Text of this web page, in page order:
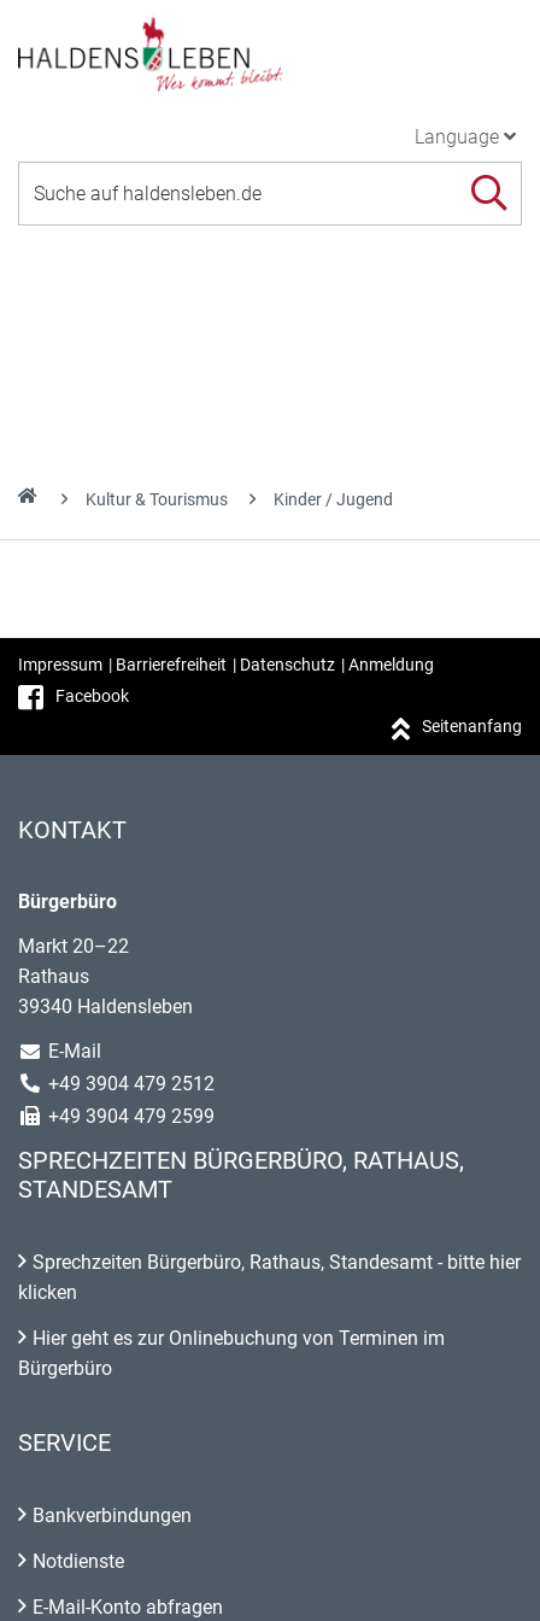
Language
Kultur & Tourismus Kinder / Jugend
Impressum | Barrierefreiheit | Datenschutz |Anmeldung
Facebook
Seitenanfang
KONTAKT
Bürgerbüro
Markt 20–22
Rathaus
39340 Haldensleben
E-Mail
+49 3904 479 2512
+49 3904 479 2599
SPRECHZEITEN BÜRGERBÜRO, RATHAUS,
STANDESAMT
Sprechzeiten Bürgerbüro, Rathaus, Standesamt - bitte hier
klicken
Hier geht es zur Onlinebuchung von Terminen im
Bürgerbüro
SERVICE
Bankverbindungen
Notdienste
E-Mail-Konto abfragen